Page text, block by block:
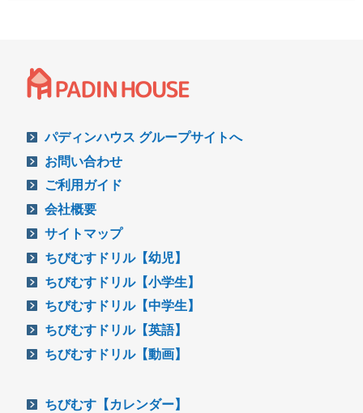
パディンハウス グループサイトへ
お問い合わせ
ご利用ガイド
会社概要
サイトマップ
ちびむすドリル【幼児】
ちびむすドリル【小学生】
ちびむすドリル【中学生】
ちびむすドリル【英語】
ちびむすドリル【動画】
ちびむす【カレンダー】